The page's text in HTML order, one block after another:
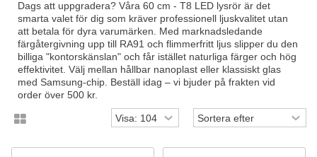
Dags att uppgradera? Våra 60 cm - T8 LED lysrör är det
smarta valet för dig som kräver professionell ljuskvalitet utan
att betala för dyra varumärken. Med marknadsledande
färgåtergivning upp till RA91 och flimmerfritt ljus slipper du den
billiga "kontorskänslan" och får istället naturliga färger och hög
effektivitet. Välj mellan hållbar nanoplast eller klassiskt glas
med Samsung-chip. Beställ idag – vi bjuder på frakten vid
order över 500 kr.